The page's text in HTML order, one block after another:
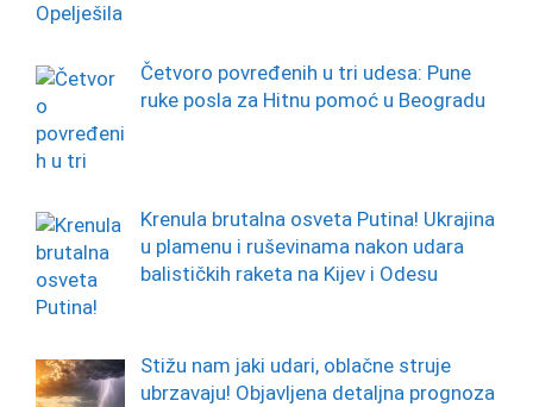
Četvoro povređenih u tri udesa: Pune
ruke posla za Hitnu pomoć u Beogradu
Krenula brutalna osveta Putina! Ukrajina
u plamenu i ruševinama nakon udara
balističkih raketa na Kijev i Odesu
Stižu nam jaki udari, oblačne struje
ubrzavaju! Objavljena detaljna prognoza